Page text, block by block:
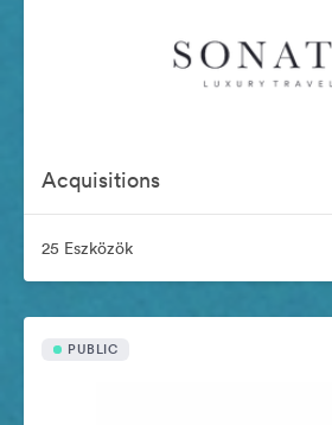
Acquisitions
25 Eszközök
PUBLIC